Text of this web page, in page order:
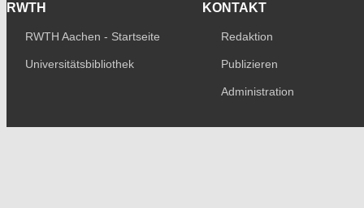
RWTH
RWTH Aachen - Startseite
Universitätsbibliothek
KONTAKT
Redaktion
Publizieren
Administration